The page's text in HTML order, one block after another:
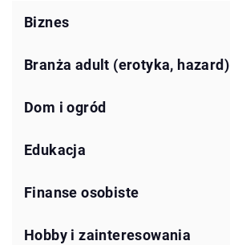
Biznes
Branża adult (erotyka, hazard)
Dom i ogród
Edukacja
Finanse osobiste
Hobby i zainteresowania